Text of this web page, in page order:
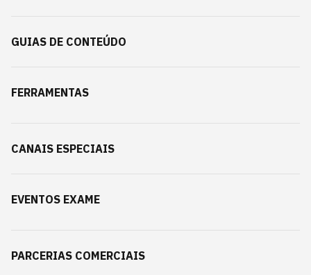
GUIAS DE CONTEÚDO
FERRAMENTAS
CANAIS ESPECIAIS
EVENTOS EXAME
PARCERIAS COMERCIAIS